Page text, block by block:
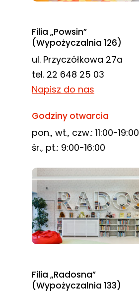
Filia „Powsin”
(Wypożyczalnia 126)
ul. Przyczółkowa 27a
tel. 22 648 25 03
Napisz do nas
Godziny otwarcia
pon., wt., czw.: 11:00-19:00
śr., pt.: 9:00-16:00
Filia „Radosna”
(Wypożyczalnia 133)